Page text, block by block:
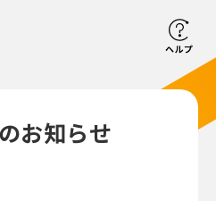
ヘルプ
お知らせ